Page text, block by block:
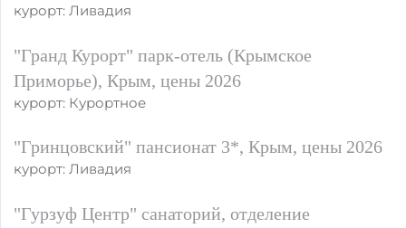
курорт: Ливадия
"Гранд Курорт" парк-отель (Крымское
Приморье), Крым, цены 2026
курорт: Курортное
"Гринцовский" пансионат 3*, Крым, цены 2026
курорт: Ливадия
"Гурзуф Центр" санаторий, отделение